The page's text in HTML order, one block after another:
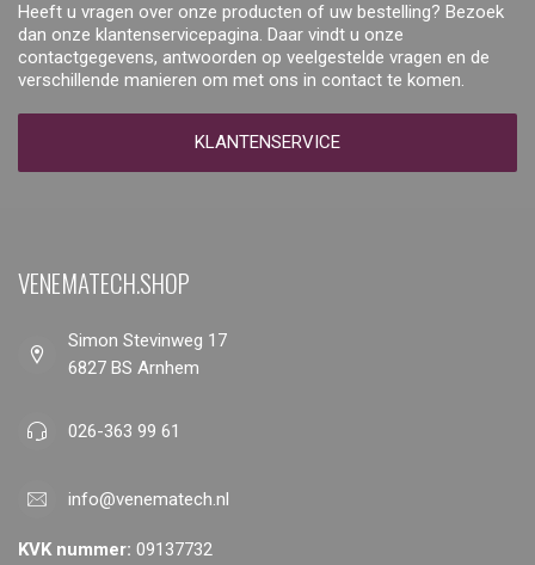
Heeft u vragen over onze producten of uw bestelling? Bezoek
dan onze klantenservicepagina. Daar vindt u onze
contactgegevens, antwoorden op veelgestelde vragen en de
verschillende manieren om met ons in contact te komen.
KLANTENSERVICE
VENEMATECH.SHOP
Simon Stevinweg 17
6827 BS Arnhem
026-363 99 61
info@venematech.nl
KVK nummer: 09137732